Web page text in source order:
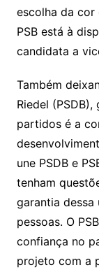
escolha da
PSB está à
candidata a
Também
Riedel
partidos é a
une PSDB e
tenham
garantia
pessoas. O
confiança no
projeto com a